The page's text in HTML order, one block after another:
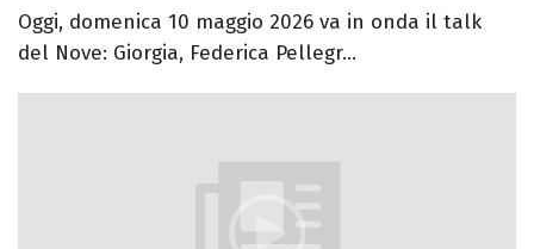
Oggi, domenica 10 maggio 2026 va in onda il talk
del Nove: Giorgia, Federica Pellegr...